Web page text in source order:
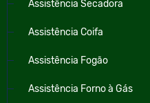
Assistência Secadora
Assistência Coifa
Assistência Fogão
Assistência Forno à Gás